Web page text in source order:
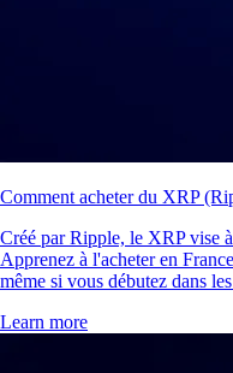
Comment acheter du XRP
Créé par Ripple, le XRP vise
Apprenez à l'acheter en
même si vous débutez dans
Learn more